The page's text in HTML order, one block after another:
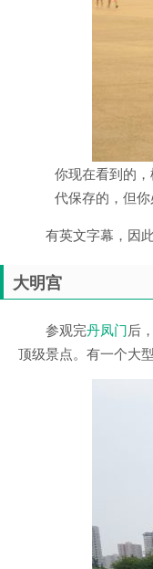
你现在看到的
代保存的，但你
有英文字幕，因
大明宫
参观完丹凤门后
顶级景点。有一个大